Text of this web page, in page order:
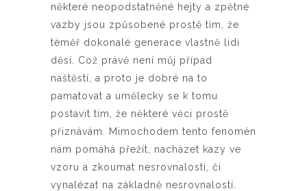
některé neopodstatněné hejty a zpětné
vazby jsou způsobené prostě tím, že
téměř dokonalé generace vlastně lidi
děsí. Což právě není můj případ
naštěstí, a proto je dobré na to
pamatovat a umělecky se k tomu
postavit tím, že některé věci prostě
přiznávám. Mimochodem tento fenomén
nám pomáhá přežít, nacházet kazy ve
vzoru a zkoumat nesrovnalosti, či
vynalézat na základně nesrovnalostí.